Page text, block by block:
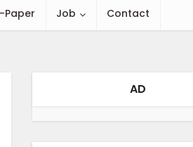
Paper Job Contact
AD